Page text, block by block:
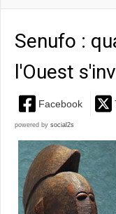
Senufo :
l'Ouest
Facebook
powered by social2s